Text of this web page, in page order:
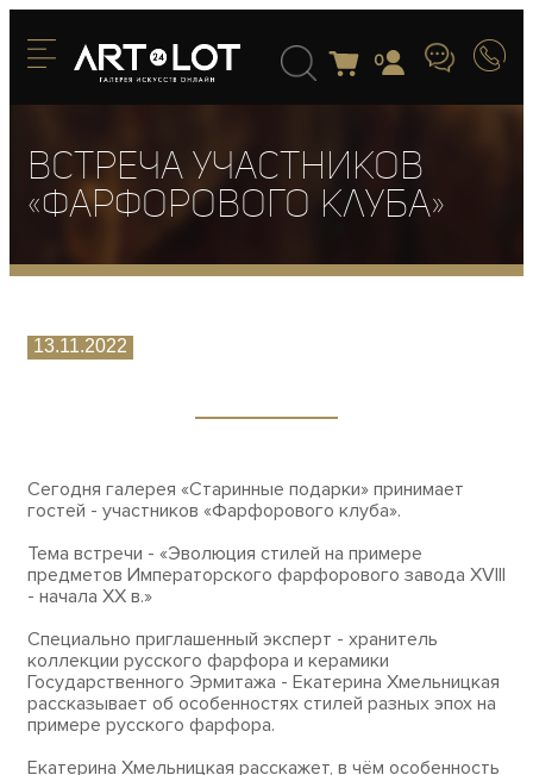
0
Встреча участников
«Фарфорового клуба»
13.11.2022
Сегодня галерея «Старинные подарки» принимает
гостей - участников «Фарфорового клуба».
Тема встречи - «Эволюция стилей на примере
предметов Императорского фарфорового завода XVIII
- начала XX в.»
Специально приглашенный эксперт - хранитель
коллекции русского фарфора и керамики
Государственного Эрмитажа - Екатерина Хмельницкая
рассказывает об особенностях стилей разных эпох на
примере русского фарфора.
Екатерина Хмельницкая расскажет, в чём особенность